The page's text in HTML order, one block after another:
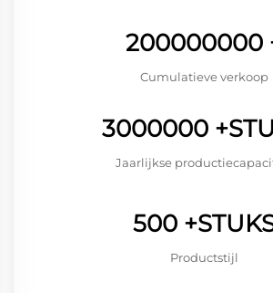
200000000
Cumulatieve verkoop
3000000
Jaarlijkse
500
Productstijl